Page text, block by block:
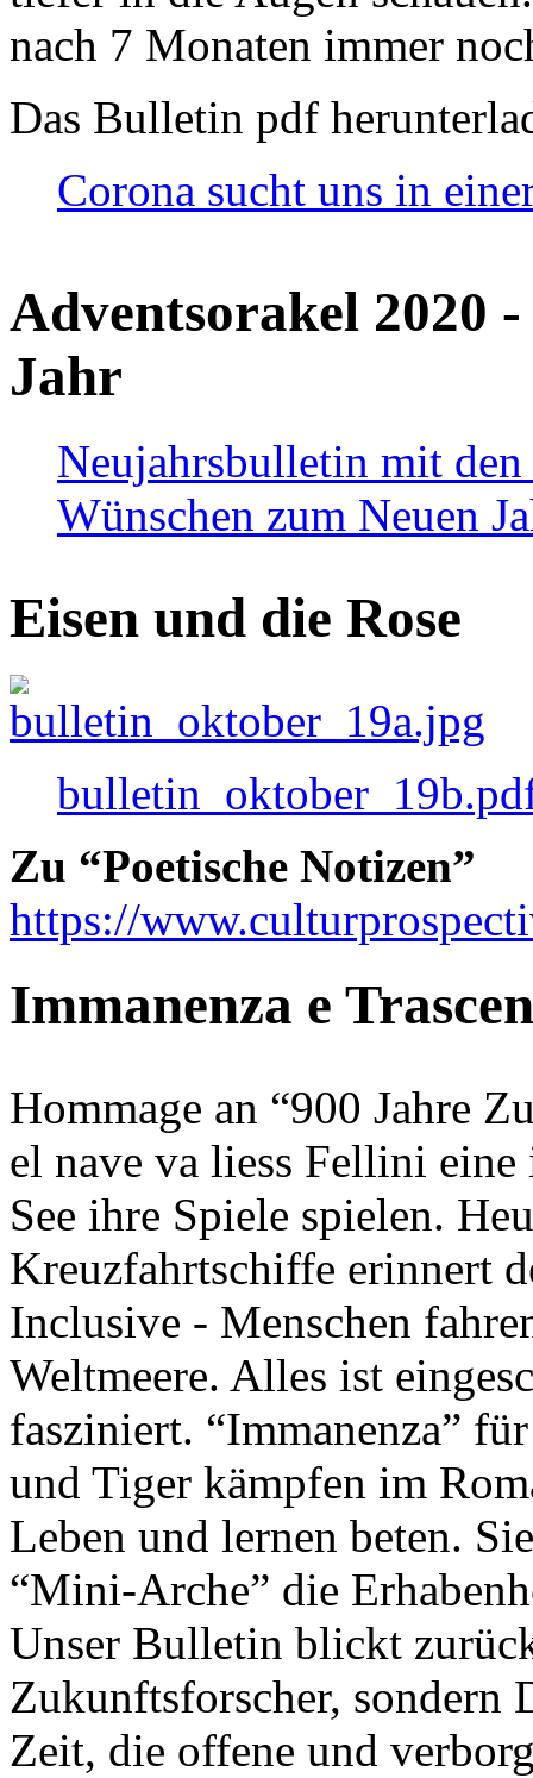
nach 7 Monaten immer
Das Bulletin pdf
Corona sucht uns in
Adventsorakel 2020
Jahr
Neujahrsbulletin mit den
Wünschen zum Neuen
Eisen und die Rose
Zu “Poetische Notizen”
https://
Immanenza e
Hommage an “900 Jahre
el nave va liess Fellini
See ihre Spiele spielen.
Kreuzfahrtschiffe erinnert
Inclusive - Menschen
Weltmeere. Alles ist
fasziniert. “Immanenza”
und Tiger kämpfen im
Leben und lernen beten.
“Mini-Arche” die
Unser Bulletin blickt
Zukunftsforscher, sondern
Zeit, die offene und